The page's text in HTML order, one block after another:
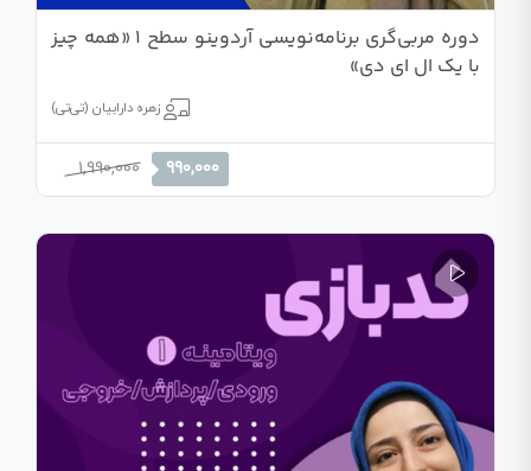
دوره مربی‌گری برنامه‌نویسی آردوینو سطح 1 «همه چیز
با یک ال ای دی»
زهره دارابیان (تی‌تی)
1,990,000
قیمت
اصلی
990,000
قیمت
فعلی